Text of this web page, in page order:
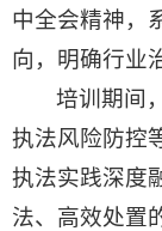
中全会精神，
向，明确行业
培训期间
执法风险防控
执法实践深度
法、高效处置